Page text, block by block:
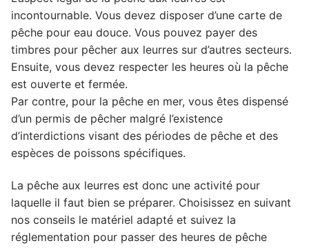
incontournable. Vous devez disposer d’une carte de
pêche pour eau douce. Vous pouvez payer des
timbres pour pêcher aux leurres sur d’autres secteurs.
Ensuite, vous devez respecter les heures où la pêche
est ouverte et fermée.
Par contre, pour la pêche en mer, vous êtes dispensé
d’un permis de pêcher malgré l’existence
d’interdictions visant des périodes de pêche et des
espèces de poissons spécifiques.
La pêche aux leurres est donc une activité pour
laquelle il faut bien se préparer. Choisissez en suivant
nos conseils le matériel adapté et suivez la
réglementation pour passer des heures de pêche